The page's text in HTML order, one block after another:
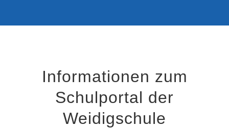
Informationen zum
Schulportal der
Weidigschule